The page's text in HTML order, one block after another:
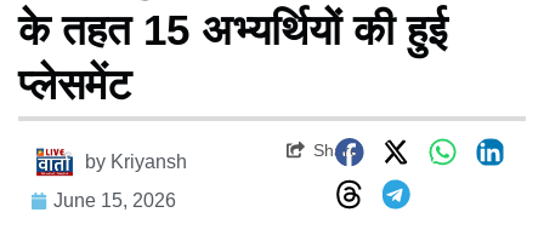
के तहत 15 अभ्यर्थियों की हुई
प्लेसमेंट
by Kriyansh
June 15, 2026
Share